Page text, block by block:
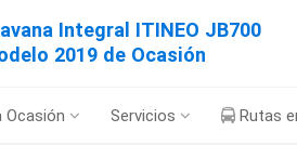
Integral ITINEO JB700
2019 de Ocasión
Ocasión Servicios Rutas